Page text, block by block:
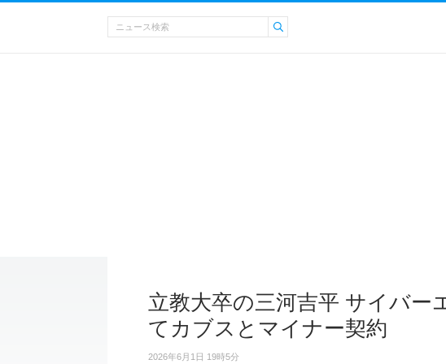
立教大卒の三河吉平 サイバー
てカブスとマイナー契約
2026年6月1日 19時5分